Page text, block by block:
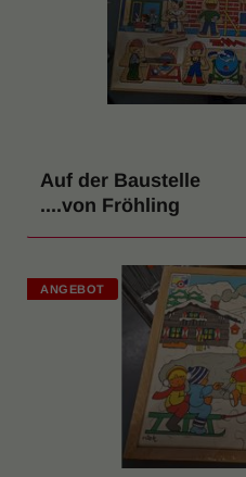
Auf der Baustelle
....von Fröhling
ANGEBOT